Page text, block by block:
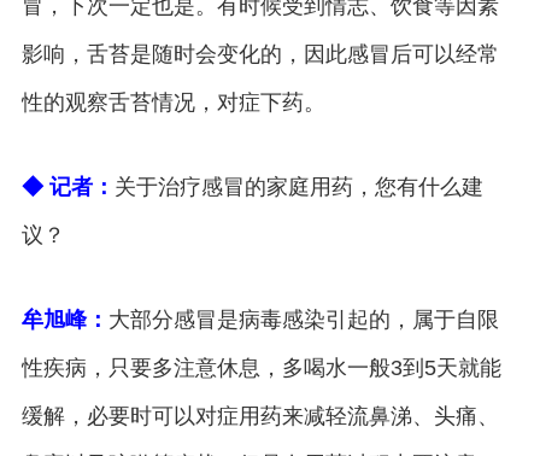
冒，下次一定也是。有时候受到情志、饮食等因素
影响，舌苔是随时会变化的，因此感冒后可以经常
性的观察舌苔情况，对症下药。
◆ 记者： 关于治疗感冒的家庭用药，您有什么建
议？
牟旭峰： 大部分感冒是病毒感染引起的，属于自限
性疾病，只要多注意休息，多喝水一般3到5天就能
缓解，必要时可以对症用药来减轻流鼻涕、头痛、